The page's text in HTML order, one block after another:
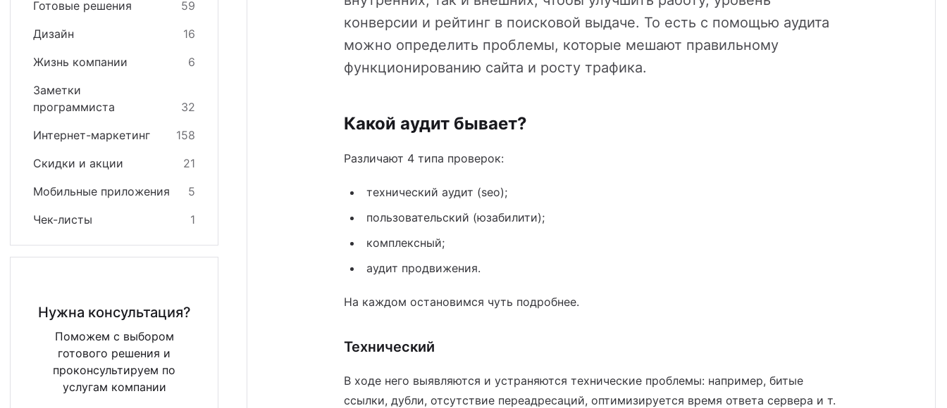
МиниМаркет - лендинг с корзиной и онлайн-оплатой
Премиум - лендинг с каталогом товаров и услуг
конверсии и рейтинг в поисковой выдаче. То есть с помощью аудита
можно определить проблемы, которые мешают правильному
функционированию сайта и росту трафика.
Какой аудит бывает?
Различают 4 типа проверок:
технический аудит (seo);
пользовательский (юзабилити);
комплексный;
аудит продвижения.
На каждом остановимся чуть подробнее.
Технический
В ходе него выявляются и устраняются технические проблемы: например, битые
ссылки, дубли, отсутствие переадресаций, оптимизируется время ответа сервера и т.
Готовые решения
59
Дизайн
16
Жизнь компании
6
Заметки
программиста
32
Интернет-маркетинг
158
Скидки и акции
21
Мобильные приложения
5
Чек-листы
1
Нужна консультация?
Поможем с выбором
готового решения и
проконсультируем по
услугам компании